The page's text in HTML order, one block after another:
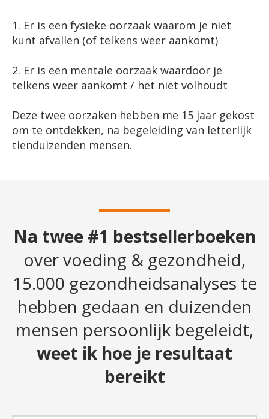
1. Er is een fysieke oorzaak waarom je niet
kunt afvallen (of telkens weer aankomt)
2. Er is een mentale oorzaak waardoor je
telkens weer aankomt / het niet volhoudt
Deze twee oorzaken hebben me 15 jaar gekost
om te ontdekken, na begeleiding van letterlijk
tienduizenden mensen.
Na twee #1 bestsellerboeken
over voeding & gezondheid,
15.000 gezondheidsanalyses te
hebben gedaan en duizenden
mensen persoonlijk begeleidt,
weet ik hoe je resultaat
bereikt